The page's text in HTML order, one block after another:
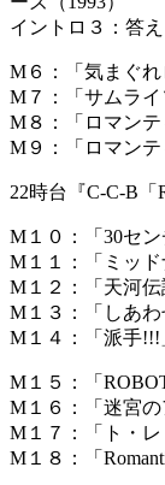
イントロ３：答
M６：「気まぐれ
M７：「サムライ
M８：「ロマンテ
M９：「ロマンテ
22時台『C-C-B「
M１０：「30セン
M１１：「ミッド
M１２：「天河伝
M１３：「しあわ
M１４：「派手!!!
M１５：「
M１６：「迷宮の
M１７：「ト・レ
M１８：「